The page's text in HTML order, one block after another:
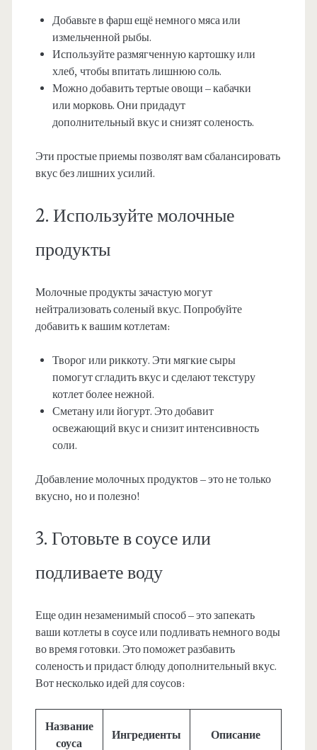
Добавьте в фарш ещё немного мяса или
измельченной рыбы.
Используйте размягченную картошку или
хлеб, чтобы впитать лишнюю соль.
Можно добавить тертые овощи – кабачки
или морковь. Они придадут
дополнительный вкус и снизят соленость.
Эти простые приемы позволят вам сбалансировать
вкус без лишних усилий.
2. Используйте молочные
продукты
Молочные продукты зачастую могут
нейтрализовать соленый вкус. Попробуйте
добавить к вашим котлетам:
Творог или риккоту. Эти мягкие сыры
помогут сгладить вкус и сделают текстуру
котлет более нежной.
Сметану или йогурт. Это добавит
освежающий вкус и снизит интенсивность
соли.
Добавление молочных продуктов – это не только
вкусно, но и полезно!
3. Готовьте в соусе или
подливаете воду
Еще один незаменимый способ – это запекать
ваши котлеты в соусе или подливать немного воды
во время готовки. Это поможет разбавить
соленость и придаст блюду дополнительный вкус.
Вот несколько идей для соусов:
Название
соуса
Ингредиенты Описание